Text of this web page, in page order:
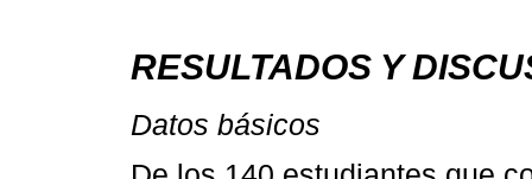
RESULTADOS Y
Datos básicos